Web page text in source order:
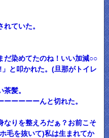
ていた。
だ染めてたのね！いい加減○○
と叩かれた。(旦那がトイレ
髪。
ーーーーんと切れた。
なりを整えろだぁ？お前こそ
毛を抜いて)私は生まれてか